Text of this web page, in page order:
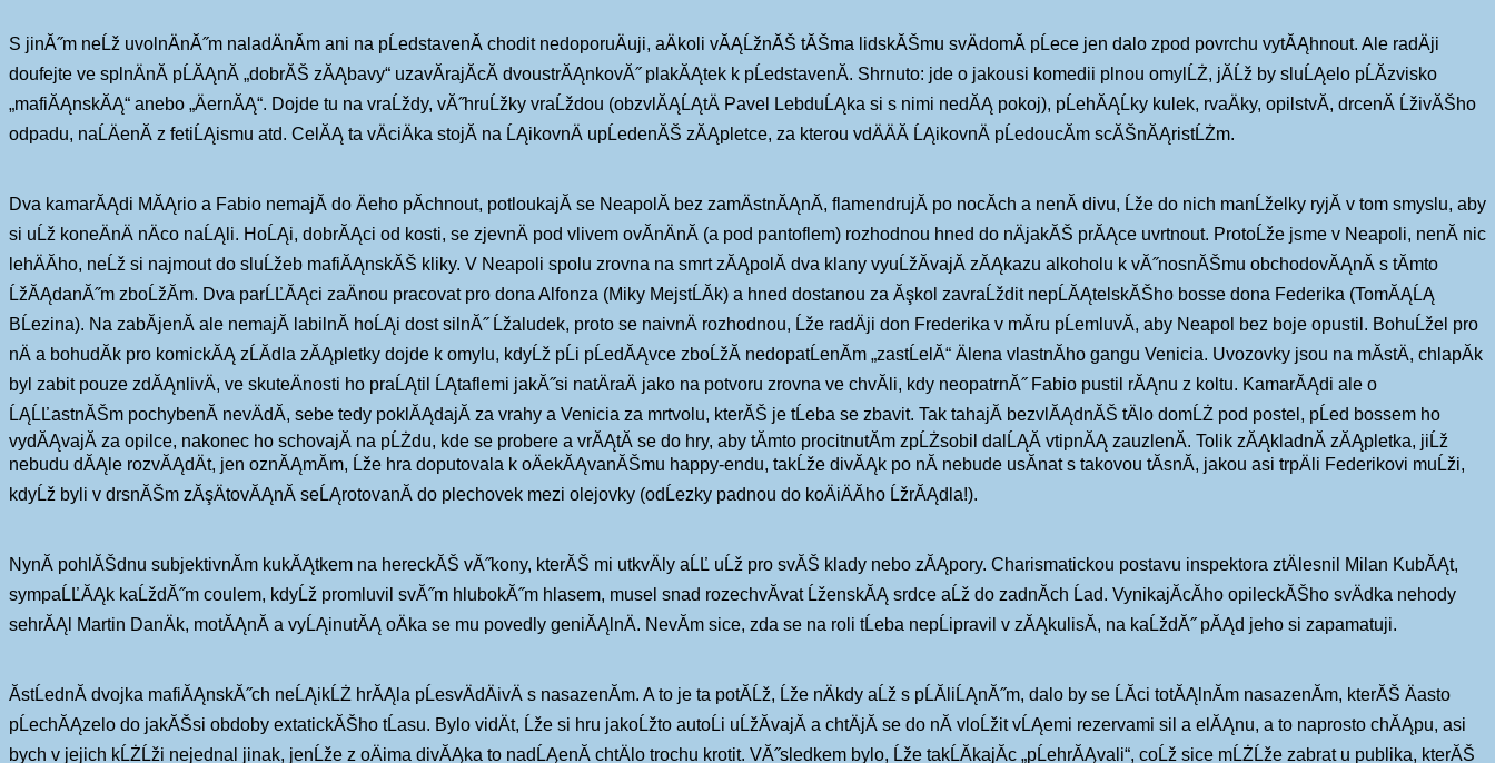
S jinĂ˝m neĹž uvolnÄnĂ˝m naladÄnĂ­m ani na pĹedstavenĂ­ chodit nedoporuÄuji, aÄkoli vĂĄĹžnĂŠ tĂŠma lidskĂŠmu svÄdomĂ­ pĹece jen dalo zpod povrchu vytĂĄhnout. Ale radÄji
doufejte ve splnÄnĂ­ pĹĂĄnĂ­ „dobrĂŠ zĂĄbavy“ uzavĂ­rajĂ­cĂ­ dvoustrĂĄnkovĂ˝ plakĂĄtek k pĹedstavenĂ­. Shrnuto: jde o jakousi komedii plnou omylĹŻ, jĂ­Ĺž by sluĹĄelo pĹĂ­zvisko
„mafiĂĄnskĂĄ“ anebo „ÄernĂĄ“. Dojde tu na vraĹždy, vĂ˝hruĹžky vraĹždou (obzvlĂĄĹĄtÄ Pavel LebduĹĄka si s nimi nedĂĄ pokoj), pĹehĂĄĹky kulek, rvaÄky, opilstvĂ­, drcenĂ­ ĹživĂŠho
odpadu, naĹÄenĂ­ z fetiĹĄismu atd. CelĂĄ ta vÄciÄka stojĂ­ na ĹĄikovnÄ upĹedenĂŠ zĂĄpletce, za kterou vdÄÄĂ­ ĹĄikovnÄ pĹedoucĂ­m scĂŠnĂĄristĹŻm.
Dva kamarĂĄdi MĂĄrio a Fabio nemajĂ­ do Äeho pĂ­chnout, potloukajĂ­ se NeapolĂ­ bez zamÄstnĂĄnĂ­, flamendrujĂ­ po nocĂ­ch a nenĂ­ divu, Ĺže do nich manĹželky ryjĂ­ v tom smyslu, aby
si uĹž koneÄnÄ nÄco naĹĄli. HoĹĄi, dobrĂĄci od kosti, se zjevnÄ pod vlivem ovĂ­nÄnĂ­ (a pod pantoflem) rozhodnou hned do nÄjakĂŠ prĂĄce uvrtnout. ProtoĹže jsme v Neapoli, nenĂ­ nic
lehÄĂ­ho, neĹž si najmout do sluĹžeb mafiĂĄnskĂŠ kliky. V Neapoli spolu zrovna na smrt zĂĄpolĂ­ dva klany vyuĹžĂ­vajĂ­ zĂĄkazu alkoholu k vĂ˝nosnĂŠmu obchodovĂĄnĂ­ s tĂ­mto
ĹžĂĄdanĂ˝m zboĹžĂ­m. Dva parĹĽĂĄci zaÄnou pracovat pro dona Alfonza (Miky MejstĹĂ­k) a hned dostanou za Ăşkol zavraĹždit nepĹĂĄtelskĂŠho bosse dona Federika (TomĂĄĹĄ
BĹezina). Na zabĂ­jenĂ­ ale nemajĂ­ labilnĂ­ hoĹĄi dost silnĂ˝ Ĺžaludek, proto se naivnÄ rozhodnou, Ĺže radÄji don Frederika v mĂ­ru pĹemluvĂ­, aby Neapol bez boje opustil. BohuĹžel pro
nÄ a bohudĂ­k pro komickĂĄ zĹĂ­dla zĂĄpletky dojde k omylu, kdyĹž pĹi pĹedĂĄvce zboĹžĂ­ nedopatĹenĂ­m „zastĹelĂ­“ Älena vlastnĂ­ho gangu Venicia. Uvozovky jsou na mĂ­stÄ, chlapĂ­k
byl zabit pouze zdĂĄnlivÄ, ve skuteÄnosti ho praĹĄtil ĹĄtaflemi jakĂ˝si natÄraÄ jako na potvoru zrovna ve chvĂ­li, kdy neopatrnĂ˝ Fabio pustil rĂĄnu z koltu. KamarĂĄdi ale o
ĹĄĹĽastnĂŠm pochybenĂ­ nevÄdĂ­, sebe tedy poklĂĄdajĂ­ za vrahy a Venicia za mrtvolu, kterĂŠ je tĹeba se zbavit. Tak tahajĂ­ bezvlĂĄdnĂŠ tÄlo domĹŻ pod postel, pĹed bossem ho
vydĂĄvajĂ­ za opilce, nakonec ho schovajĂ­ na pĹŻdu, kde se probere a vrĂĄtĂ­ se do hry, aby tĂ­mto procitnutĂ­m zpĹŻsobil dalĹĄĂ­ vtipnĂĄ zauzlenĂ­. Tolik zĂĄkladnĂ­ zĂĄpletka, jiĹž
nebudu dĂĄle rozvĂĄdÄt, jen oznĂĄmĂ­m, Ĺže hra doputovala k oÄekĂĄvanĂŠmu happy-endu, takĹže divĂĄk po nĂ­ nebude usĂ­nat s takovou tĂ­snĂ­, jakou asi trpÄli Federikovi muĹži,
kdyĹž byli v drsnĂŠm zĂşÄtovĂĄnĂ­ seĹĄrotovanĂ­ do plechovek mezi olejovky (odĹezky padnou do koÄiÄĂ­ho ĹžrĂĄdla!).
NynĂ­ pohlĂŠdnu subjektivnĂ­m kukĂĄtkem na hereckĂŠ vĂ˝kony, kterĂŠ mi utkvÄly aĹĽ uĹž pro svĂŠ klady nebo zĂĄpory. Charismatickou postavu inspektora ztÄlesnil Milan KubĂĄt,
sympaĹĽĂĄk kaĹždĂ˝m coulem, kdyĹž promluvil svĂ˝m hlubokĂ˝m hlasem, musel snad rozechvĂ­vat ĹženskĂĄ srdce aĹž do zadnĂ­ch Ĺad. VynikajĂ­cĂ­ho opileckĂŠho svÄdka nehody
sehrĂĄl Martin DanÄk, motĂĄnĂ­ a vyĹĄinutĂĄ oÄka se mu povedly geniĂĄlnÄ. NevĂ­m sice, zda se na roli tĹeba nepĹipravil v zĂĄkulisĂ­, na kaĹždĂ˝ pĂĄd jeho si zapamatuji.
ĂstĹednĂ­ dvojka mafiĂĄnskĂ˝ch neĹĄikĹŻ hrĂĄla pĹesvÄdÄivÄ s nasazenĂ­m. A to je ta potĂ­Ĺž, Ĺže nÄkdy aĹž s pĹĂ­liĹĄnĂ˝m, dalo by se ĹĂ­ci totĂĄlnĂ­m nasazenĂ­m, kterĂŠ Äasto
pĹechĂĄzelo do jakĂŠsi obdoby extatickĂŠho tĹasu. Bylo vidÄt, Ĺže si hru jakoĹžto autoĹi uĹžĂ­vajĂ­ a chtÄjĂ­ se do nĂ­ vloĹžit vĹĄemi rezervami sil a elĂĄnu, a to naprosto chĂĄpu, asi
bych v jejich kĹŻĹži nejednal jinak, jenĹže z oÄima divĂĄka to nadĹĄenĂ­ chtÄlo trochu krotit. VĂ˝sledkem bylo, Ĺže takĹĂ­kajĂ­c „pĹehrĂĄvali“, coĹž sice mĹŻĹže zabrat u publika, kterĂŠ